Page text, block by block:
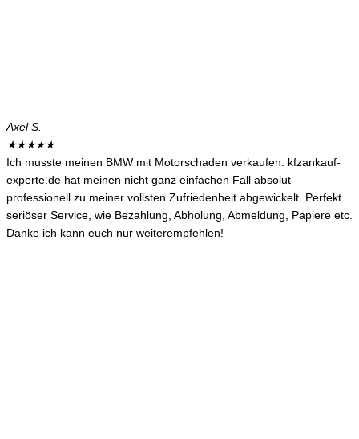
Axel S.
★★★★★
Ich musste meinen BMW mit Motorschaden verkaufen. kfzankauf-
experte.de hat meinen nicht ganz einfachen Fall absolut
professionell zu meiner vollsten Zufriedenheit abgewickelt. Perfekt
seriöser Service, wie Bezahlung, Abholung, Abmeldung, Papiere etc.
Danke ich kann euch nur weiterempfehlen!